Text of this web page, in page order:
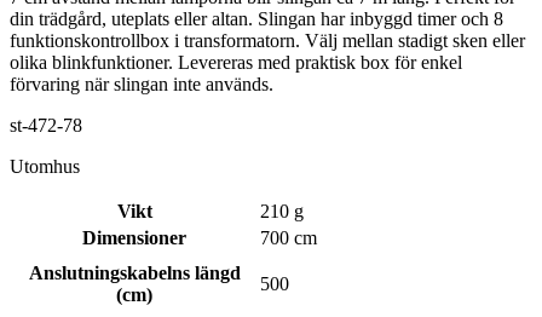
din trädgård, uteplats eller altan. Slingan har inbyggd timer och 8
funktionskontrollbox i transformatorn. Välj mellan stadigt sken eller
olika blinkfunktioner. Levereras med praktisk box för enkel
förvaring när slingan inte används.
st-472-78
Utomhus
Vikt
210 g
Dimensioner
700 cm
Anslutningskabelns längd
(cm)
500